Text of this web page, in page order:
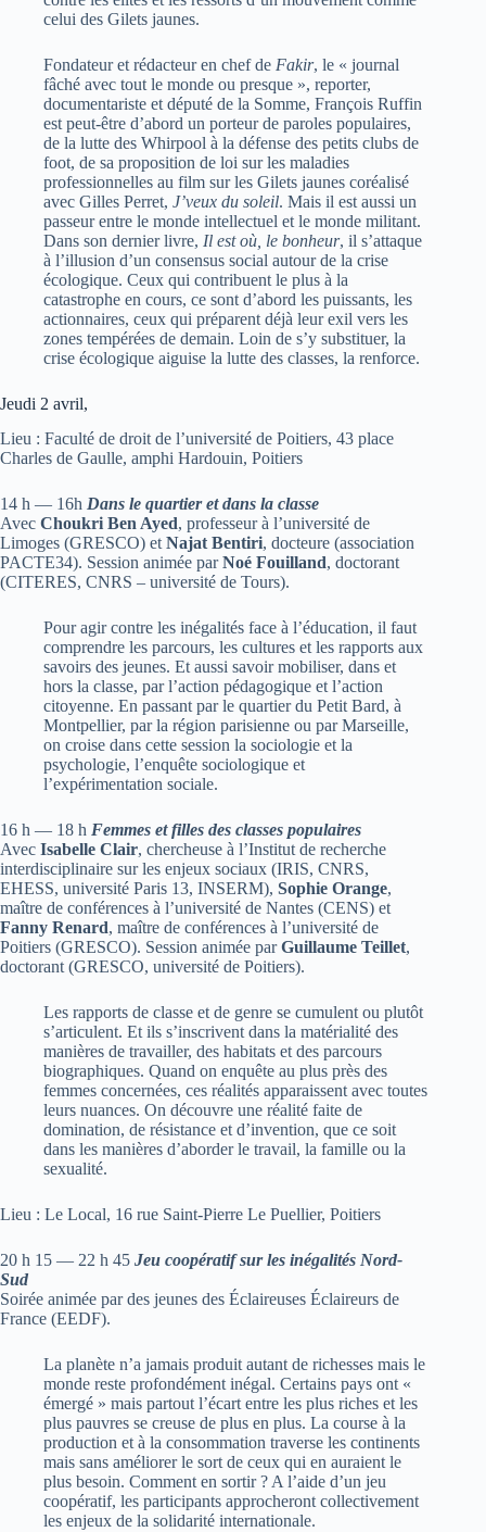
celui des Gilets jaunes.
Fondateur et rédacteur en chef de Fakir, le « journal
fâché avec tout le monde ou presque », reporter,
documentariste et député de la Somme, François Ruffin
est peut-être d’abord un porteur de paroles populaires,
de la lutte des Whirpool à la défense des petits clubs de
foot, de sa proposition de loi sur les maladies
professionnelles au film sur les Gilets jaunes coréalisé
avec Gilles Perret, J’veux du soleil. Mais il est aussi un
passeur entre le monde intellectuel et le monde militant.
Dans son dernier livre, Il est où, le bonheur, il s’attaque
à l’illusion d’un consensus social autour de la crise
écologique. Ceux qui contribuent le plus à la
catastrophe en cours, ce sont d’abord les puissants, les
actionnaires, ceux qui préparent déjà leur exil vers les
zones tempérées de demain. Loin de s’y substituer, la
crise écologique aiguise la lutte des classes, la renforce.
Jeudi 2 avril,
Lieu : Faculté de droit de l’université de Poitiers, 43 place
Charles de Gaulle, amphi Hardouin, Poitiers
14 h — 16h Dans le quartier et dans la classe
Avec Choukri Ben Ayed, professeur à l’université de
Limoges (GRESCO) etNajat Bentiri, docteure (association
PACTE34). Session animée parNoé Fouilland, doctorant
(CITERES, CNRS – université de Tours).
Pour agir contre les inégalités face à l’éducation, il faut
comprendre les parcours, les cultures et les rapports aux
savoirs des jeunes. Et aussi savoir mobiliser, dans et
hors la classe, par l’action pédagogique et l’action
citoyenne. En passant par le quartier du Petit Bard, à
Montpellier, par la région parisienne ou par Marseille,
on croise dans cette session la sociologie et la
psychologie, l’enquête sociologique et
l’expérimentation sociale.
16 h — 18 h Femmes et filles des classes populaires
Avec Isabelle Clair, chercheuse à l’Institut de recherche
interdisciplinaire sur les enjeux sociaux (IRIS, CNRS,
EHESS, université Paris 13, INSERM), Sophie Orange,
maître de conférences à l’université de Nantes (CENS) et
Fanny Renard, maître de conférences à l’université de
Poitiers (GRESCO). Session animée parGuillaume Teillet,
doctorant (GRESCO, université de Poitiers).
Les rapports de classe et de genre se cumulent ou plutôt
s’articulent. Et ils s’inscrivent dans la matérialité des
manières de travailler, des habitats et des parcours
biographiques. Quand on enquête au plus près des
femmes concernées, ces réalités apparaissent avec toutes
leurs nuances. On découvre une réalité faite de
domination, de résistance et d’invention, que ce soit
dans les manières d’aborder le travail, la famille ou la
sexualité.
Lieu : Le Local, 16 rue Saint-Pierre Le Puellier, Poitiers
20 h 15 — 22 h 45 Jeu coopératif sur les inégalités Nord-
Sud
Soirée animée par des jeunes des Éclaireuses Éclaireurs de
France (EEDF).
La planète n’a jamais produit autant de richesses mais le
monde reste profondément inégal. Certains pays ont «
émergé » mais partout l’écart entre les plus riches et les
plus pauvres se creuse de plus en plus. La course à la
production et à la consommation traverse les continents
mais sans améliorer le sort de ceux qui en auraient le
plus besoin. Comment en sortir ? A l’aide d’un jeu
coopératif, les participants approcheront collectivement
les enjeux de la solidarité internationale.